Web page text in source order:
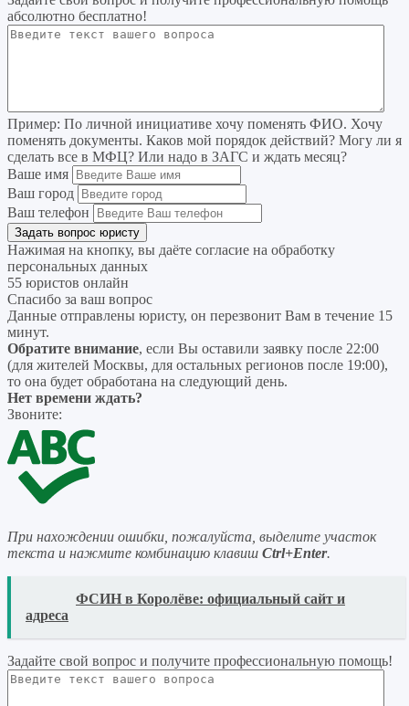
абсолютно бесплатно!
Пример: По личной инициативе хочу поменять ФИО. Хочу
поменять документы. Каков мой порядок действий? Могу ли я
сделать все в МФЦ? Или надо в ЗАГС и ждать месяц?
Ваше имя
Ваш город
Ваш телефон
Нажимая на кнопку, вы даёте согласие на обработку
персональных данных
55 юристов онлайн
Спасибо за ваш вопрос
Данные отправлены юристу, он перезвонит Вам в течение 15
минут.
Обратите внимание, если Вы оставили заявку после 22:00
(для жителей Москвы, для остальных регионов после 19:00),
то она будет обработана на следующий день.
Нет времени ждать?
Звоните:
При нахождении ошибки, пожалуйста, выделите участок
текста и нажмите комбинацию клавиш Ctrl+Enter.
ФСИН в Королёве: официальный сайт и
адреса
Задайте свой вопрос и получите профессиональную помощь!